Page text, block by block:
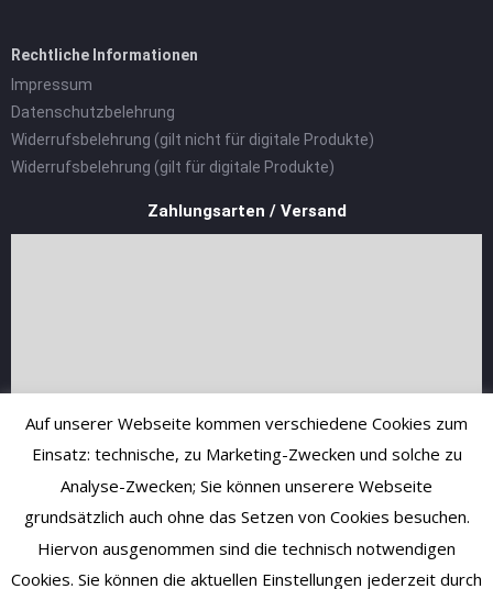
Rechtliche Informationen
Impressum
Datenschutzbelehrung
Widerrufsbelehrung (gilt nicht für digitale Produkte)
Widerrufsbelehrung (gilt für digitale Produkte)
Zahlungsarten / Versand
Auf unserer Webseite kommen verschiedene Cookies zum
Einsatz: technische, zu Marketing-Zwecken und solche zu
Analyse-Zwecken; Sie können unserere Webseite
grundsätzlich auch ohne das Setzen von Cookies besuchen.
Hiervon ausgenommen sind die technisch notwendigen
Cookies. Sie können die aktuellen Einstellungen jederzeit durch